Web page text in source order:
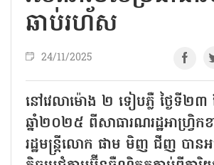
ឆាប់រហ័ស
24/11/2025
នៅវេលាម៉ោង ២ ទៀបភ្លឺ ថ្ងៃទី២៣ ខ
ឆ្នាំ២០២៥ ពីសាធារណរដ្ឋអាហ្វ្រិ
រដ្ឋមន្ត្រីលោក ផាម មិញ ជីញ បាន